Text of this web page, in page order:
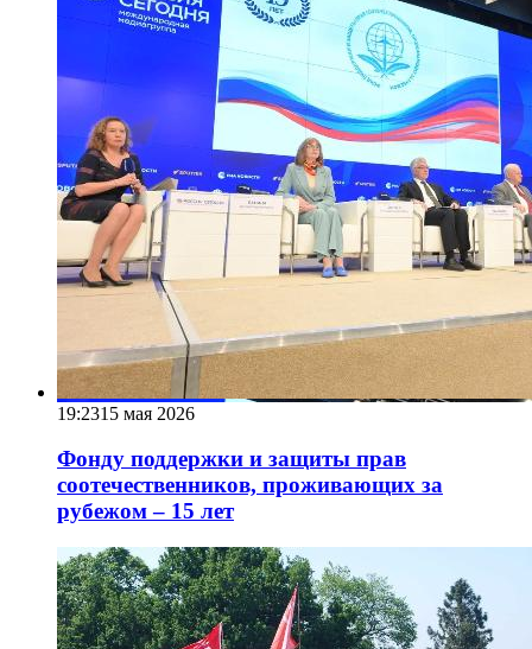
19:2315 мая 2026
Фонду поддержки и защиты прав
соотечественников, проживающих за
рубежом – 15 лет